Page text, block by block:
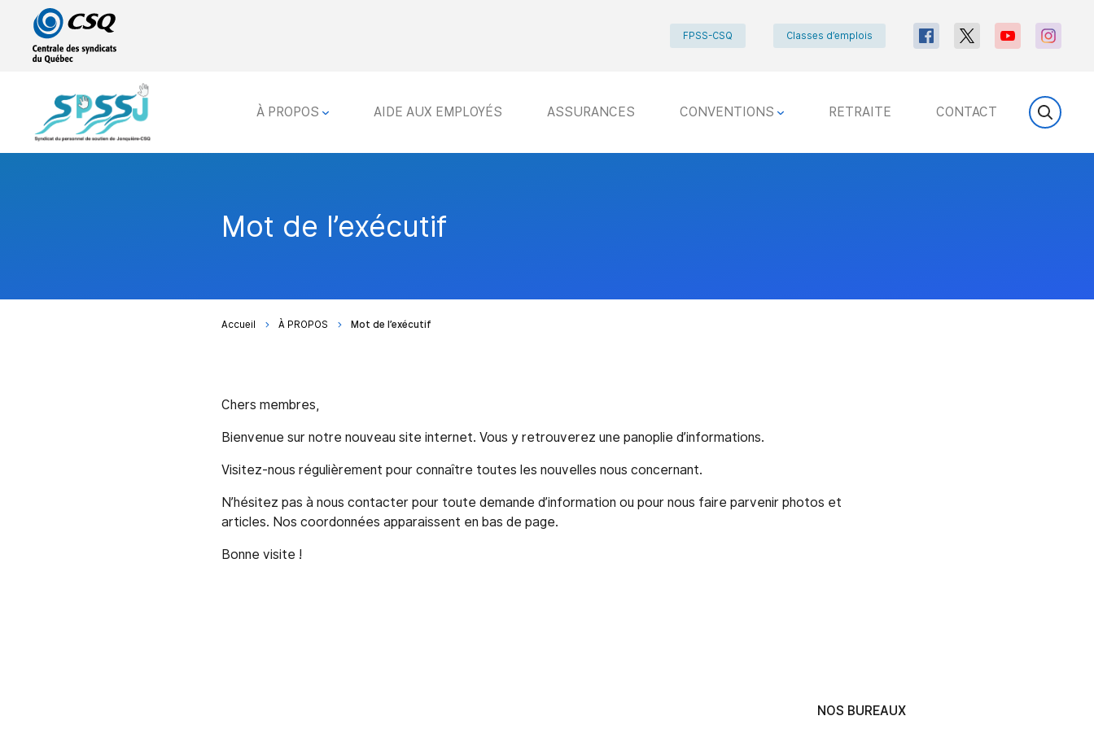
Passer
menu
principal
Passer
contenu
FPSS-CSQ Classes d’emplois
À PROPOS AIDE AUX EMPLOYÉS ASSURANCES CONVENTIONS RETRAITE CONTACT
Mot de l’exécutif
Accueil À PROPOS Mot de l’exécutif
Chers membres,
Bienvenue sur notre nouveau site internet. Vous y retrouverez une panoplie d’informations.
Visitez-nous régulièrement pour connaître toutes les nouvelles nous concernant.
N’hésitez pas à nous contacter pour toute demande d’information ou pour nous faire parvenir photos et
articles. Nos coordonnées apparaissent en bas de page.
Bonne visite !
NOS BUREAUX